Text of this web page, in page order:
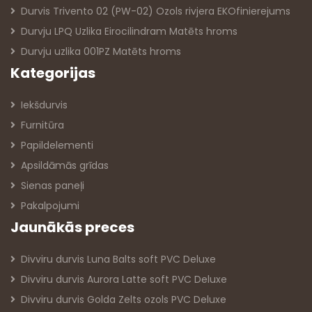
Durvis Trivento 02 (PW-02) Ozols rivjera EKOfinierejums
Durvju LPQ Uzlika Eirocilindram Matēts hroms
Durvju uzlika 001PZ Matēts hroms
Kategorijas
Iekšdurvis
Furnitūra
Papildelementi
Apsildāmās grīdas
Sienas paneļi
Pakalpojumi
Jaunākās preces
Divviru durvis Luna Balts soft PVC Deluxe
Divviru durvis Aurora Latte soft PVC Deluxe
Divviru durvis Golda Zelts ozols PVC Deluxe